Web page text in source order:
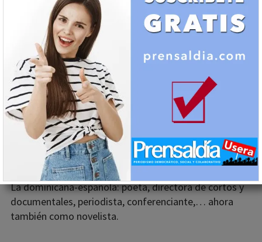
novela de María Piña
José Manuel Rosario
19/04/2025
La dominicana-española: poeta, directora de cortos y
documentales, periodista, conferenciante,… ahora
también como novelista.